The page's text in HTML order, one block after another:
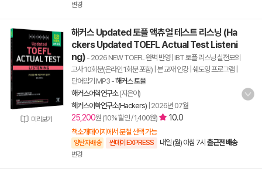
변경
미리보기
해커스 Updated 토플 액츄얼 테스트 리스닝 (Ha
ckers Updated TOEFL Actual Test Listeni
ng) - 2026 NEW TOEFL 완벽 반영 | iBT 토플 리스닝 실전모의
고사 10회분(온라인 1회분 포함) | 본 교재 인강 | 쉐도잉 프로그램 |
단어암기 MP3 -해커스 토플
해커스어학연구소(지은이)
해커스어학연구소(Hackers) 2026년 07월
25,200원 (10% 할인 / 1,400원) 10.0
책소개페이지에서 분철 선택 가능
양탄자배송 썬데이 EXPRESS 내일 (월) 아침 7시 출근전 배송
변경